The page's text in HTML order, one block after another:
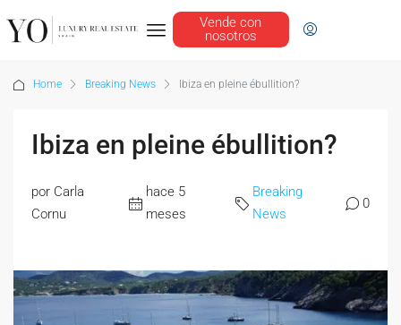
Vende con
nosotros
Home Breaking News Ibiza en pleine ébullition?
Ibiza en pleine ébullition?
por Carla
Cornu
hace 5
meses
Breaking
News
0